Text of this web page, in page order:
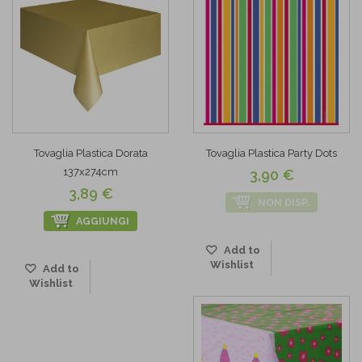
Tovaglia Plastica Dorata
137x274cm
3,89 €
AGGIUNGI
Add to
Wishlist
Tovaglia Plastica Party Dots
3,90 €
NON DISP.
Add to
Wishlist